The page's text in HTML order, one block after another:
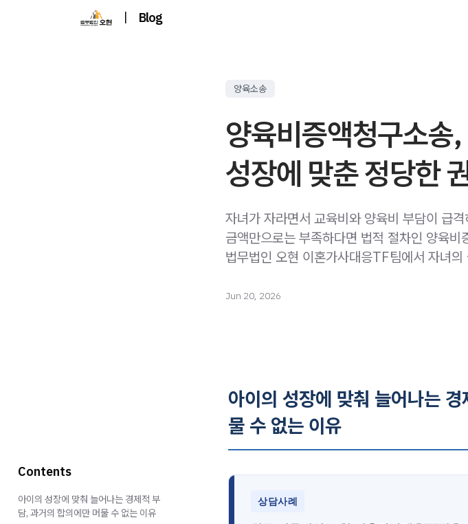
| Blog
양육소송
양육비증액청구소송
성장에 맞춘 정당한
자녀가 자라면서 교육비와 양육비 부담이 급
금액만으로는 부족하다면 법적 절차인 양육
법무법인 오현 이혼가사대응TF팀에서 자녀
Jun 20, 2026
아이의 성장에 맞춰 늘어나는
물 수 없는 이유
상담사례
Contents
아이의 성장에 맞춰 늘어나는 경제적 부
담, 과거의 합의에만 머물 수 없는 이유